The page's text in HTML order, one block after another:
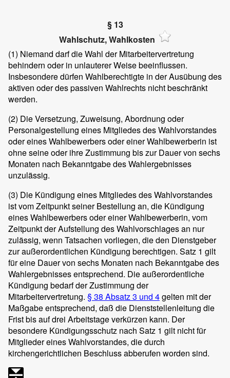
§ 13
Wahlschutz, Wahlkosten
(1) Niemand darf die Wahl der Mitarbeitervertretung
behindern oder in unlauterer Weise beeinflussen.
Insbesondere dürfen Wahlberechtigte in der Ausübung des
aktiven oder des passiven Wahlrechts nicht beschränkt
werden.
(2) Die Versetzung, Zuweisung, Abordnung oder
Personalgestellung eines Mitgliedes des Wahlvorstandes
oder eines Wahlbewerbers oder einer Wahlbewerberin ist
ohne seine oder ihre Zustimmung bis zur Dauer von sechs
Monaten nach Bekanntgabe des Wahlergebnisses
unzulässig.
(3) Die Kündigung eines Mitgliedes des Wahlvorstandes
ist vom Zeitpunkt seiner Bestellung an, die Kündigung
eines Wahlbewerbers oder einer Wahlbewerberin, vom
Zeitpunkt der Aufstellung des Wahlvorschlages an nur
zulässig, wenn Tatsachen vorliegen, die den Dienstgeber
zur außerordentlichen Kündigung berechtigen. Satz 1 gilt
für eine Dauer von sechs Monaten nach Bekanntgabe des
Wahlergebnisses entsprechend. Die außerordentliche
Kündigung bedarf der Zustimmung der
Mitarbeitervertretung. § 38 Absatz 3 und 4gelten mit der
Maßgabe entsprechend, daß die Dienststellenleitung die
Frist bis auf drei Arbeitstage verkürzen kann. Der
besondere Kündigungsschutz nach Satz 1 gilt nicht für
Mitglieder eines Wahlvorstandes, die durch
kirchengerichtlichen Beschluss abberufen worden sind.